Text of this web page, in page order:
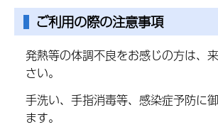
ご利用の際の注意事項
発熱等の体調不良をお感じの方は、
さい。
手洗い、手指消毒等、感染症予防に
ます。